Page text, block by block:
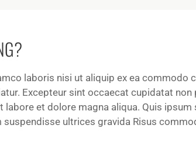
laboris nisi ut aliquip ex ea
Excepteur sint occaecat cupidatat
et dolore magna aliqua. Quis
suspendisse ultrices gravida Risus